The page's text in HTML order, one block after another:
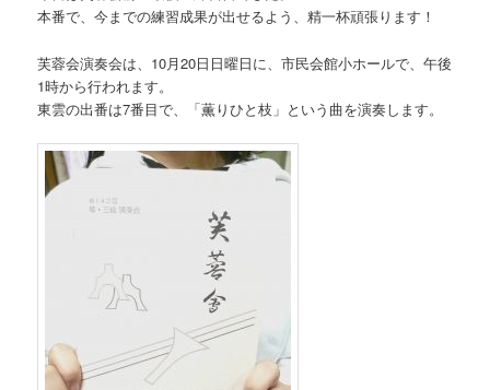
本番で、今までの練習成果が出せるよう、精一杯頑張ります！
芙蓉会演奏会は、10月20日日曜日に、市民会館小ホールで、午後
1時から行われます。
東雲の出番は7番目で、「薫りひと枝」という曲を演奏します。